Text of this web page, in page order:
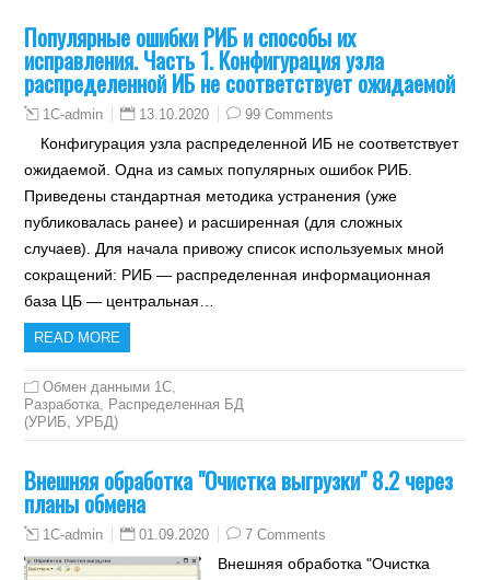
Популярные ошибки РИБ и способы их
исправления. Часть 1. Конфигурация узла
распределенной ИБ не соответствует ожидаемой
1C-admin 13.10.2020 99 Comments
Конфигурация узла распределенной ИБ не соответствует
ожидаемой. Одна из самых популярных ошибок РИБ.
Приведены стандартная методика устранения (уже
публиковалась ранее) и расширенная (для сложных
случаев). Для начала привожу список используемых мной
сокращений: РИБ — распределенная информационная
база ЦБ — центральная…
READ MORE
Обмен данными 1С,
Разработка, Распределенная БД
(УРИБ, УРБД)
Внешняя обработка "Очистка выгрузки" 8.2 через
планы обмена
1C-admin 01.09.2020 7 Comments
Внешняя обработка "Очистка